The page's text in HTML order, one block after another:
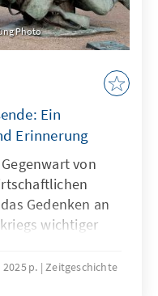
Photo
Ein
Erinnerung
von
Gedenken an
wichtiger
nicht vor
In der 19.
р. Zeitgeschichte